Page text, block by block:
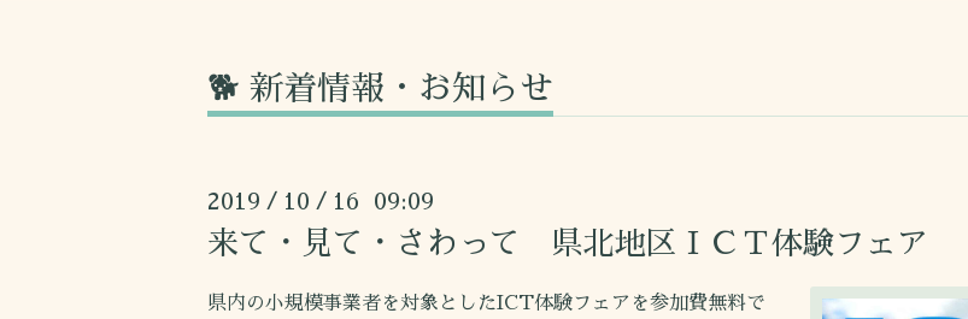
🐕 新着情報・お知らせ
2019 / 10 / 16 09:09
来て・見て・さわって 県北地区ＩＣＴ体験フェア
県内の小規模事業者を対象としたICT体験フェアを参加費無料で